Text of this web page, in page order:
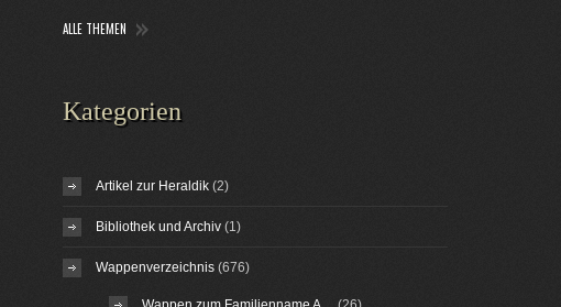
ALLE THEMEN
Kategorien
Artikel zur Heraldik(2)
Bibliothek und Archiv(1)
Wappenverzeichnis(676)